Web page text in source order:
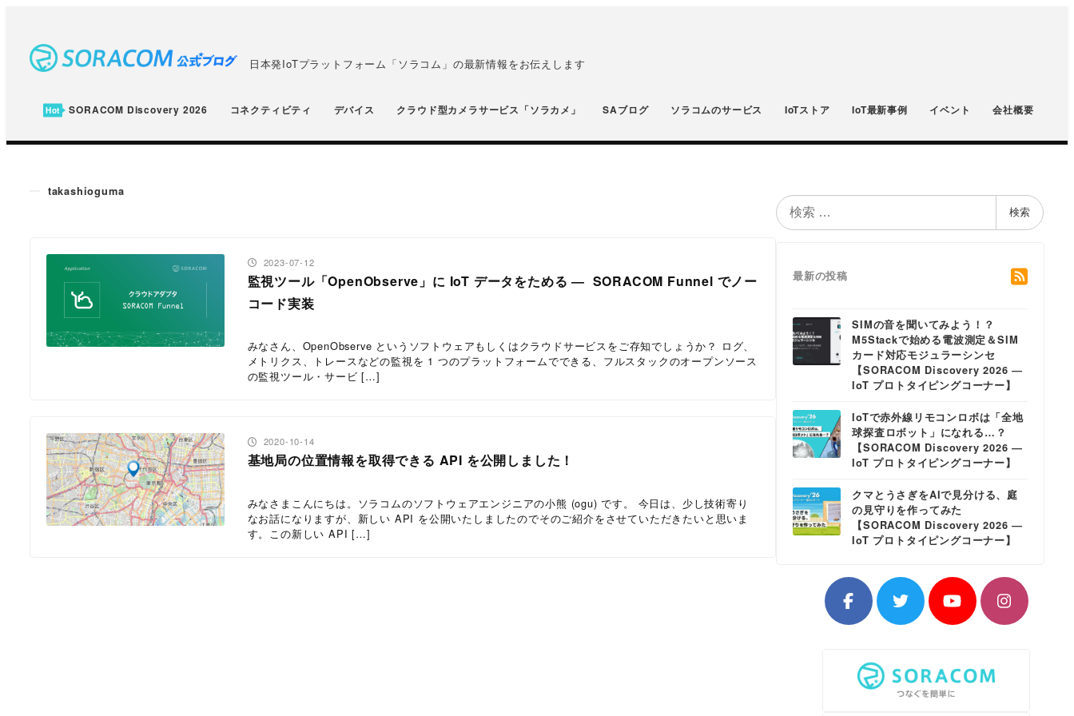
ン
日本発IoTプラットフォーム「ソラコム」の最新情報をお伝えします
SORACOM Discovery 2026 コネクティビティ デバイス クラウド型カメラサービス「ソラカメ」 SAブログ ソラコムのサービス IoTストア IoT最新事例 イベント 会社概要
takashioguma
監視ツール「OpenObserve」に IoT データをためる ― SORACOM Funnel でノー
コード実装
みなさん、OpenObserve というソフトウェアもしくはクラウドサービスをご存知でしょうか？ ログ、
メトリクス、トレースなどの監視を 1 つのプラットフォームでできる、フルスタックのオープンソース
の監視ツール・サービ […]
投稿日
2023-07-12
基地局の位置情報を取得できる API を公開しました！
みなさまこんにちは。ソラコムのソフトウェアエンジニアの小熊 (ogu) です。 今日は、少し技術寄り
なお話になりますが、新しい API を公開いたしましたのでそのご紹介をさせていただきたいと思いま
す。この新しい API […]
投稿日
2020-10-14
検
索
検索
最新の投稿
SIMの音を聞いてみよう！？
M5Stackで始める電波測定＆SIM
カード対応モジュラーシンセ
【SORACOM Discovery 2026 ―
IoT プロトタイピングコーナー】
IoTで赤外線リモコンロボは「全地
球探査ロボット」になれる…？
【SORACOM Discovery 2026 ―
IoT プロトタイピングコーナー】
クマとうさぎをAIで見分ける、庭
の見守りを作ってみた
【SORACOM Discovery 2026 ―
IoT プロトタイピングコーナー】